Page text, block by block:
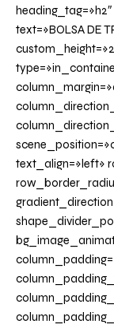
text=»BOLSA DE
text_align=»left»